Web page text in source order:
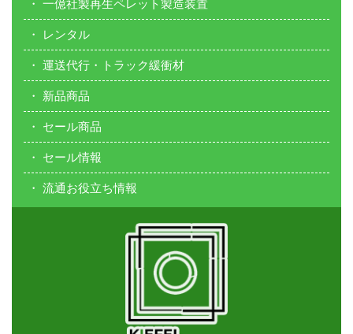
一億社製再生ペレット製造装置
レンタル
運送代行・トラック緩衝材
新品商品
セール商品
セール情報
流通お役立ち情報